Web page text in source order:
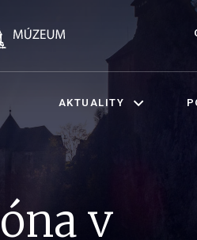
AKTUALITY
v